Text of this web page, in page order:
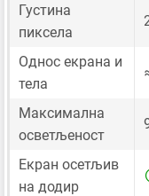
Густина
пиксела
Однос екрана и
тела
Максимална
осветљеност
Екран осетљив
на додир